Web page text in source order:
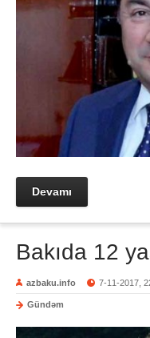
Devamı
Bakıda 12
azbaku.info 7-11-2017,
Gündəm